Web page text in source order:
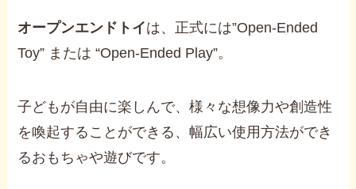
オープンエンドトイは、正式には”Open-Ended
Toy” または “Open-Ended Play”。
子どもが自由に楽しんで、様々な想像力や創造性
を喚起することができる、幅広い使用方法ができ
るおもちゃや遊びです。